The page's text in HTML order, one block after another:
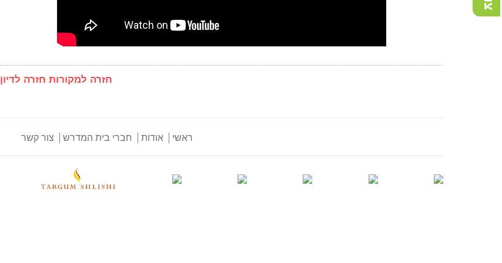
חזרה למקורות חזרה לדיון
ראשי אודות חברי בית המדרש צור קשר